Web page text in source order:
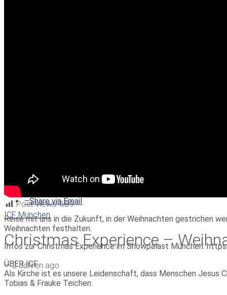
Post Views: 609
ICF München
Christmas Experience –
— 2 Jahren ago
Share on Twitter
–Share on Facebook
–Share via Email
Reise mit uns in die Zukunft, in der Weihnachten gestrichen
Weihnachten festhalten.
Infos zur Christmas Experience im Showpalast München:
ÜBER ICF
Als Kirche ist es unsere Leidenschaft, dass Menschen Jesus
Tobias & Frauke Teichen.